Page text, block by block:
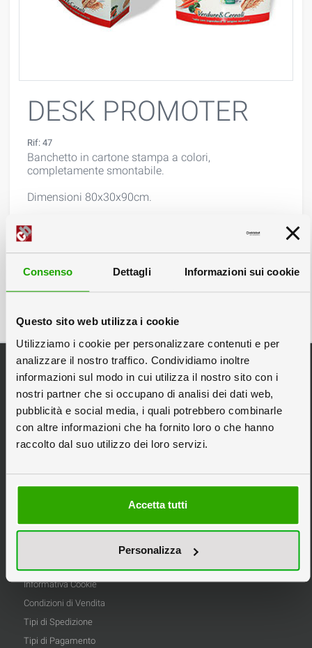
Consenso Dettagli Informazioni sui cookie
Questo sito web utilizza i cookie
Utilizziamo i cookie per personalizzare contenuti e per
analizzare il nostro traffico. Condividiamo inoltre
informazioni sul modo in cui utilizza il nostro sito con i
nostri partner che si occupano di analisi dei dati web,
pubblicità e social media, i quali potrebbero combinarle
con altre informazioni che ha fornito loro o che hanno
raccolto dal suo utilizzo dei loro servizi.
Accetta tutti
Personalizza
DESK PROMOTER
Rif: 47
Banchetto in cartone stampa a colori,
completamente smontabile.
Dimensioni 80x30x90cm.
Categorie Principali
Espositori da Banco
Espositori Pubblicitari
Espositori in Cartone
Espositori Personalizzati
Stampa Pannelli
Informativa Cookie
Condizioni di Vendita
Tipi di Spedizione
Tipi di Pagamento